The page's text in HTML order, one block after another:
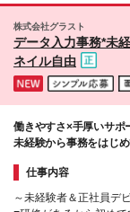
♪ ＼*･ FPの資格取得で手当を支給 ･*／ ・FP2級：
す
定
株式会社グラスト
データ入力事務*未
ネイル自由
働きやすさ×手厚いサポ
未経験から事務をはじ
仕事内容
～未経験者＆正社員デ